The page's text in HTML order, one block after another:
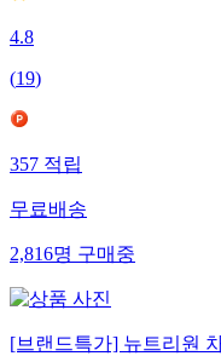
4.8
(19)
357적립
무료배송
2,816명구매중
[브랜드특가] 뉴트리원